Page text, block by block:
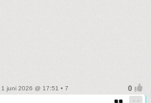
juni 2026 @ 17:51 • 7